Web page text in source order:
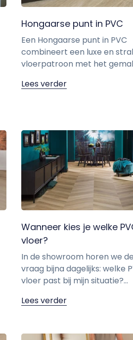
Hongaarse punt in PVC
Een Hongaarse punt in PVC
combineert een luxe en
vloerpatroon met het
Lees verder
Wanneer kies je welke
vloer?
In de showroom horen we
vraag bijna dagelijks: welke
vloer past bij mijn situatie?...
Lees verder